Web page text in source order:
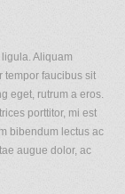
Aliquam
tempor faucibus sit
eget, rutrum a eros.
porttitor, mi est
bibendum lectus ac
augue dolor, ac